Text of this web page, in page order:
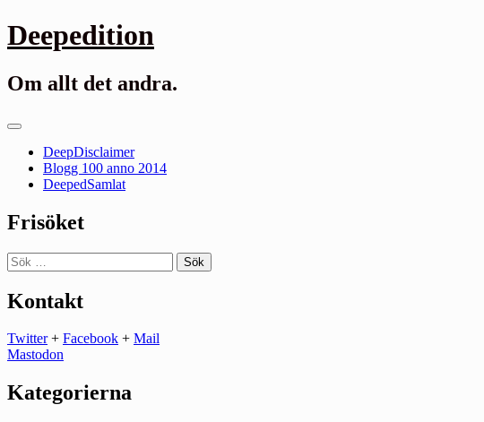
Gå
till
Deepedition
Om allt det andra.
Primär
DeepDisclaimer
Blogg 100 anno 2014
DeepedSamlat
Frisöket
Sök
efter:
Kontakt
Twitter+ Facebook + Mail
Mastodon
Kategorierna